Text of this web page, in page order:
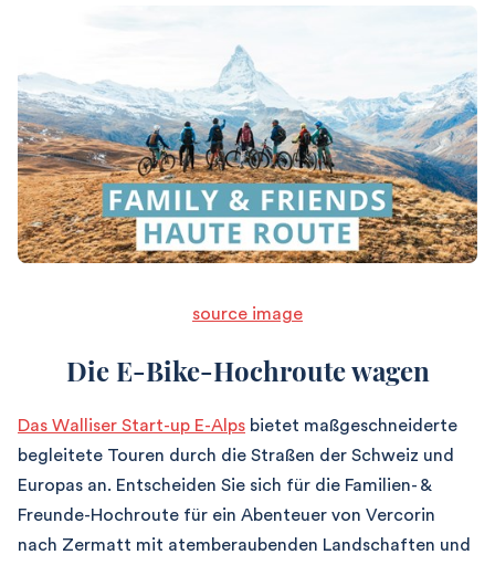
source image
Die E-Bike-Hochroute wagen
Das Walliser Start-up E-Alps bietet maßgeschneiderte
begleitete Touren durch die Straßen der Schweiz und
Europas an. Entscheiden Sie sich für die Familien- &
Freunde-Hochroute für ein Abenteuer von Vercorin
nach Zermatt mit atemberaubenden Landschaften und